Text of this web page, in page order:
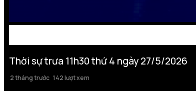
Thời sự trưa 11h30 thứ 4 ngày 27/5/2026
2 tháng trước 142 lượt xem